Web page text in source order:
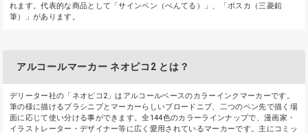
れます。代表的な商品として「サインペン（ぺんてる）」、「ポスカ（三菱鉛
筆）」があります。
アルコールマーカー ネオピコ2 とは？
デリーター社の「ネオピコ2」はアルコールベースのカラーインクマーカーです。
筆の様に描けるブラシニブとマーカーらしいブロードニブ、二つのペン先で描く場
面に応じて使い分ける事ができます。全144色のカラーラインナップで、漫画家・
イラストレーター・デザイナー等に広く愛用されているマーカーです。主にコミッ